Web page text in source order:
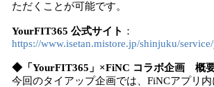
ただくことが可能です。
YourFIT365 公式サイト ：
https://www.isetan.mistore.jp/shinjuku/
◆「YourFIT365」×FiNC コラボ企画 概
今回のタイアップ企画では、FiNCアプリ